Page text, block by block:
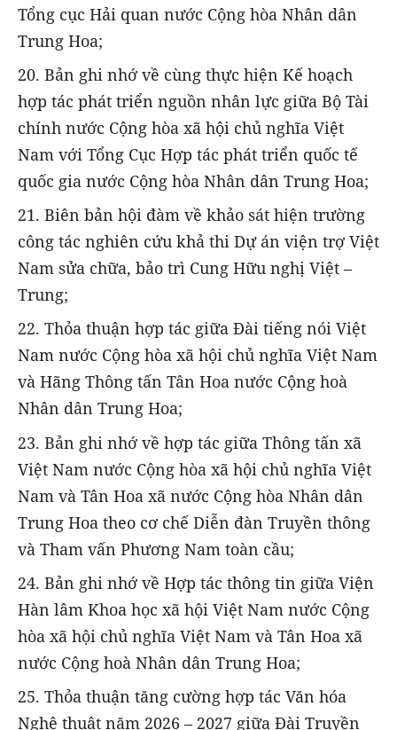
Tổng cục Hải quan nước Cộng hòa Nhân dân
Trung Hoa;
20. Bản ghi nhớ về cùng thực hiện Kế hoạch
hợp tác phát triển nguồn nhân lực giữa Bộ Tài
chính nước Cộng hòa xã hội chủ nghĩa Việt
Nam với Tổng Cục Hợp tác phát triển quốc tế
quốc gia nước Cộng hòa Nhân dân Trung Hoa;
21. Biên bản hội đàm về khảo sát hiện trường
công tác nghiên cứu khả thi Dự án viện trợ Việt
Nam sửa chữa, bảo trì Cung Hữu nghị Việt –
Trung;
22. Thỏa thuận hợp tác giữa Đài tiếng nói Việt
Nam nước Cộng hòa xã hội chủ nghĩa Việt Nam
và Hãng Thông tấn Tân Hoa nước Cộng hoà
Nhân dân Trung Hoa;
23. Bản ghi nhớ về hợp tác giữa Thông tấn xã
Việt Nam nước Cộng hòa xã hội chủ nghĩa Việt
Nam và Tân Hoa xã nước Cộng hòa Nhân dân
Trung Hoa theo cơ chế Diễn đàn Truyền thông
và Tham vấn Phương Nam toàn cầu;
24. Bản ghi nhớ về Hợp tác thông tin giữa Viện
Hàn lâm Khoa học xã hội Việt Nam nước Cộng
hòa xã hội chủ nghĩa Việt Nam và Tân Hoa xã
nước Cộng hoà Nhân dân Trung Hoa;
25. Thỏa thuận tăng cường hợp tác Văn hóa
Nghệ thuật năm 2026 – 2027 giữa Đài Truyền